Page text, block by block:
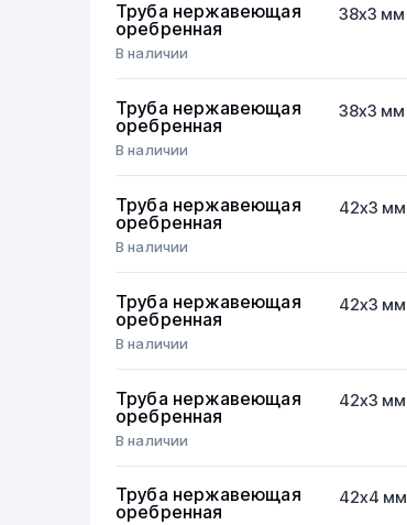
Труба нержавеющая
оребренная
В наличии
38х3 мм
Труба нержавеющая
оребренная
В наличии
38х3 мм
Труба нержавеющая
оребренная
В наличии
42х3 мм
Труба нержавеющая
оребренная
В наличии
42х3 мм
Труба нержавеющая
оребренная
В наличии
42х3 мм
Труба нержавеющая
оребренная
42х4 мм